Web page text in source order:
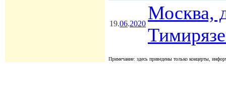
19.06.2020
Москва,
Примечание: здесь приведены только концерты,